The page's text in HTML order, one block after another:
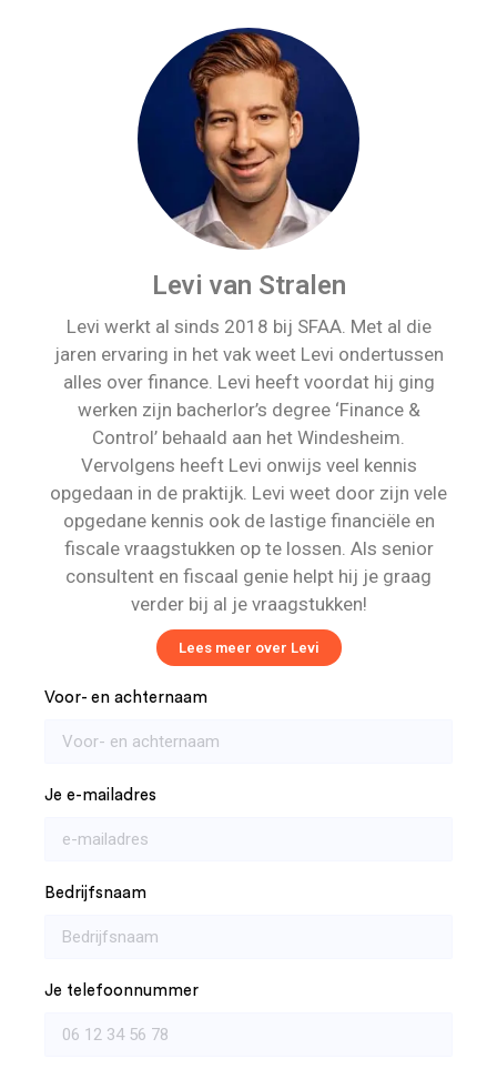
Levi van Stralen
Levi werkt al sinds 2018 bij SFAA. Met al die
jaren ervaring in het vak weet Levi ondertussen
alles over finance. Levi heeft voordat hij ging
werken zijn bacherlor’s degree ‘Finance &
Control’ behaald aan het Windesheim.
Vervolgens heeft Levi onwijs veel kennis
opgedaan in de praktijk. Levi weet door zijn vele
opgedane kennis ook de lastige financiële en
fiscale vraagstukken op te lossen. Als senior
consultent en fiscaal genie helpt hij je graag
verder bij al je vraagstukken!
Lees meer over Levi
Voor- en achternaam
Je e-mailadres
Bedrijfsnaam
Je telefoonnummer